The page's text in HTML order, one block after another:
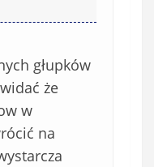
głupków
że
w
na